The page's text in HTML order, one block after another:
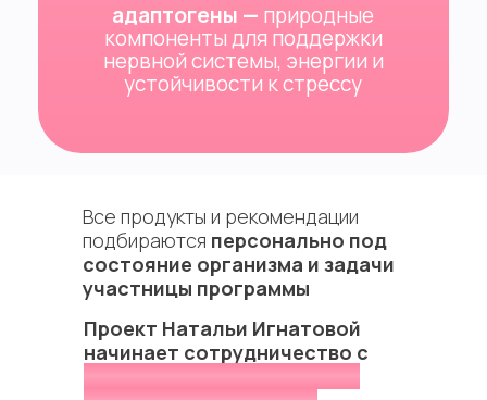
адаптогены — природные
компоненты для поддержки
нервной системы, энергии и
устойчивости к стрессу
Проект Натальи Игнатовой
начинает сотрудничество с
Все продукты и рекомендации
подбираются персонально под
состояние организма и задачи
участницы программы